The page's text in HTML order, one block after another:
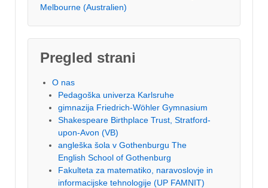
Melbourne (Australien)
Pregled strani
O nas
Pedagoška univerza Karlsruhe
gimnazija Friedrich-Wöhler Gymnasium
Shakespeare Birthplace Trust, Stratford-
upon-Avon (VB)
angleška šola v Gothenburgu The
English School of Gothenburg
Fakulteta za matematiko, naravoslovje in
informacijske tehnologije (UP FAMNIT)